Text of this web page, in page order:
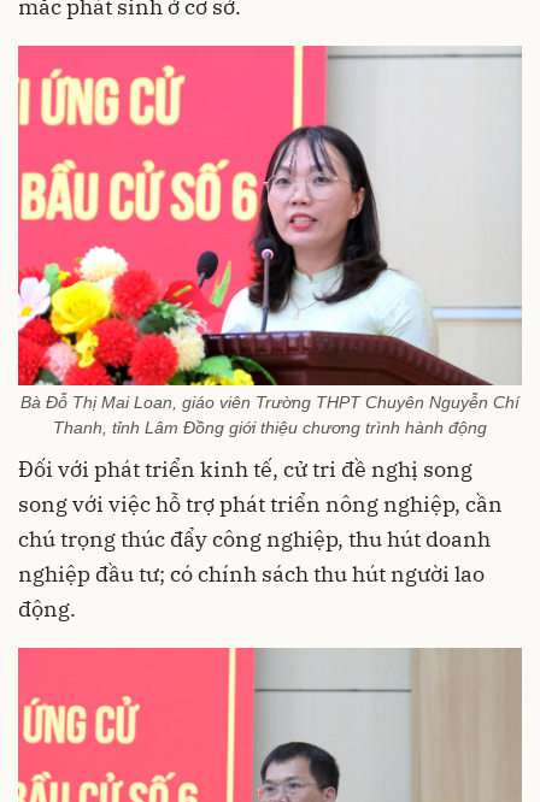
mắc phát sinh ở cơ sở.
Bà Đỗ Thị Mai Loan, giáo viên Trường THPT Chuyên Nguyễn Chí
Thanh, tỉnh Lâm Đồng giới thiệu chương trình hành động
Đối với phát triển kinh tế, cử tri đề nghị song
song với việc hỗ trợ phát triển nông nghiệp, cần
chú trọng thúc đẩy công nghiệp, thu hút doanh
nghiệp đầu tư; có chính sách thu hút người lao
động.